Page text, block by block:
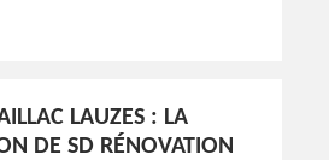
LAUZES : LA
DE SD RÉNOVATION